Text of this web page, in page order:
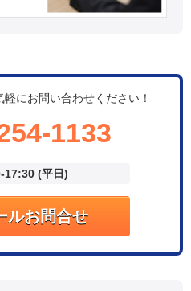
にお問い合わせください！
1133
17:30 (平日)
ルお問合せ